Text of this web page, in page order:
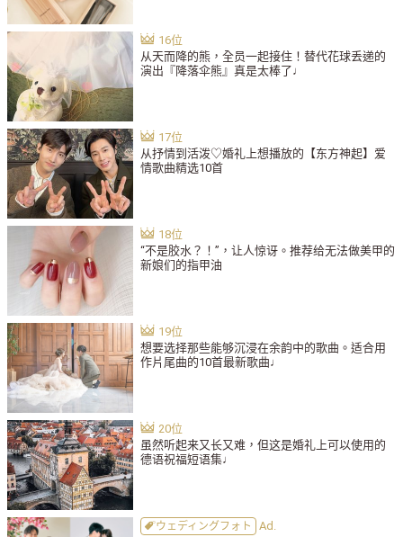
从天而降的熊，全员一起接住！替代花球丢递的
演出『降落伞熊』真是太棒了♩
从抒情到活泼♡婚礼上想播放的【东方神起】爱
情歌曲精选10首
“不是胶水？！”，让人惊讶。推荐给无法做美甲的
新娘们的指甲油
想要选择那些能够沉浸在余韵中的歌曲。适合用
作片尾曲的10首最新歌曲♩
虽然听起来又长又难，但这是婚礼上可以使用的
德语祝福短语集♩
ウェディングフォト